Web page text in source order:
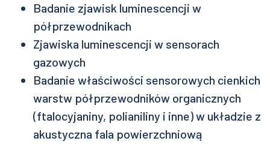
Badanie zjawisk luminescencji w
półprzewodnikach
Zjawiska luminescencji w sensorach
gazowych
Badanie właściwości sensorowych cienkich
warstw półprzewodników organicznych
(ftalocyjaniny, polianiliny i inne) w układzie z
akustyczna fala powierzchniową